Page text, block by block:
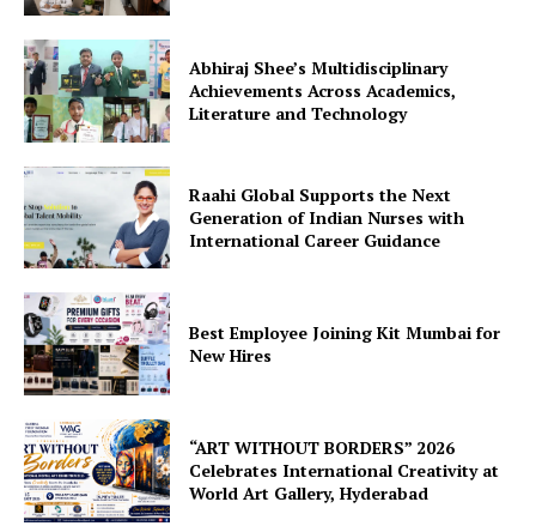
Abhiraj Shee’s Multidisciplinary
Achievements Across Academics,
Literature and Technology
Raahi Global Supports the Next
Generation of Indian Nurses with
International Career Guidance
Best Employee Joining Kit Mumbai for
New Hires
“ART WITHOUT BORDERS” 2026
Celebrates International Creativity at
World Art Gallery, Hyderabad